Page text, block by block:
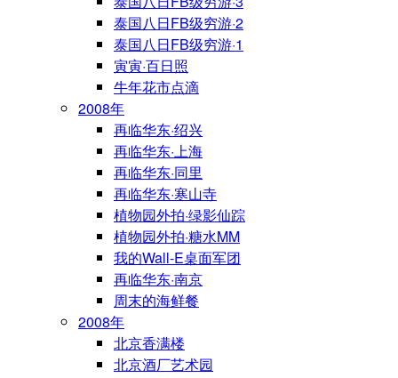
泰国八日FB级穷游·2
泰国八日FB级穷游·1
寅寅·百日照
牛年花市点滴
2008年
再临华东·绍兴
再临华东·上海
再临华东·同里
再临华东·寒山寺
植物园外拍·绿影仙踪
植物园外拍·糖水MM
我的Wall-E桌面军团
再临华东·南京
周末的海鲜餐
2008年
北京香满楼
北京酒厂艺术园